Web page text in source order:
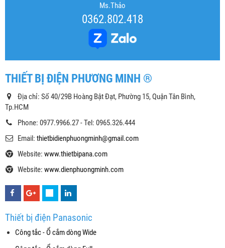
Ms.Thảo
0362.802.418
THIẾT BỊ ĐIỆN PHƯƠNG MINH ®
Địa chỉ: Số 40/29B Hoàng Bật Đạt, Phường 15, Quận Tân Bình,
Tp.HCM
Phone: 0977.9966.27 - Tel: 0965.326.444
Email: thietbidienphuongminh@gmail.com
Website: www.thietbipana.com
Website: www.dienphuongminh.com
Thiết bị điện Panasonic
Công tắc - Ổ cắm dòng Wide